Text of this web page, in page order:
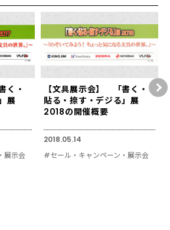
く・
展
展示会
【文具展示会】 「書く・
貼る・捺す・デジる」展
2018の開催概要
2018.05.14
#セール・キャンペーン・展示会